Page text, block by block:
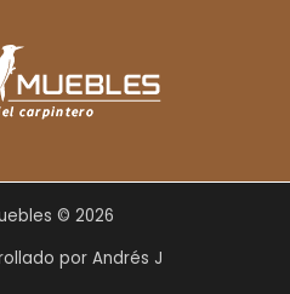
© 2026
por Andrés J